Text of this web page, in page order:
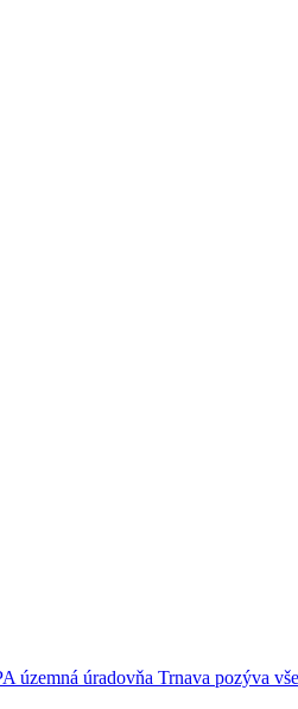
územná úradovňa Trnava pozýva